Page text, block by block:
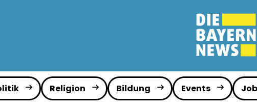
Religion Bildung Events